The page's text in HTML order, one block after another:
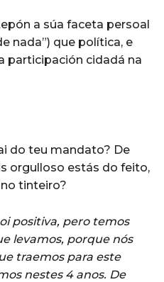
a súa faceta persoal
nada”) que política, e
participación cidadá na
do teu mandato? De
orgulloso estás do feito,
tinteiro?
positiva, pero temos
levamos, porque nós
traemos para este
nestes 4 anos. De